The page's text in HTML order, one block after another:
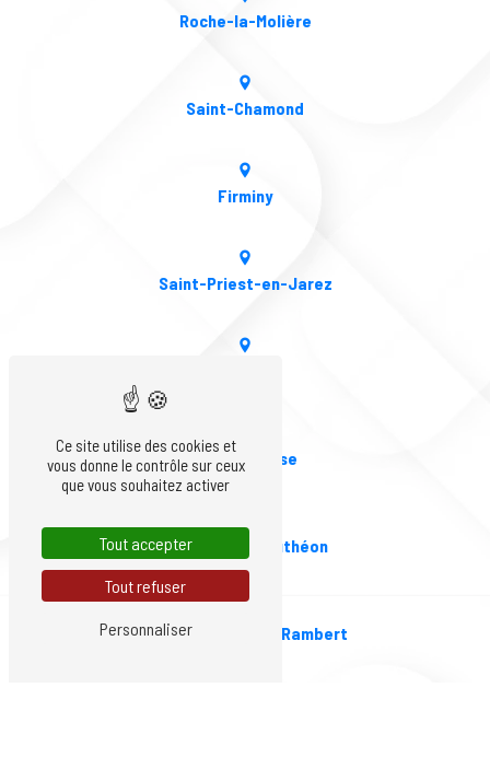
Roche-la-Molière
Saint-Chamond
Firminy
Saint-Priest-en-Jarez
La-Fouillouse
Andrézieux-Bouthéon
Saint-Just-Saint-Rambert
Ce site utilise des cookies et
vous donne le contrôle sur ceux
que vous souhaitez activer
Tout accepter
Tout refuser
Personnaliser